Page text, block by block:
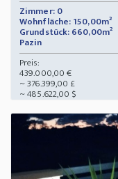
Zimmer: 0
Wohnfläche: 150,00m²
Grundstück: 660,00m²
Pazin
Preis:
439.000,00 €
~ 376.399,00 £
~ 485.622,00 $